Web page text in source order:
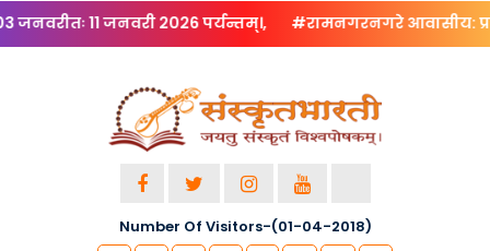
Posted Date :- 20-12-2023
Posted By :- Uttarakhand
Posted Date :- 11-12-2023
आवासीय-भाषाप्रबोधनवर्ग: (कु�..
Posted By :- Uttarakhand
11 जनवरी 2026 पर्यन्तम्।, #रामनगरनगरे आवासीय:
Number Of Visitors-(01-04-2018)